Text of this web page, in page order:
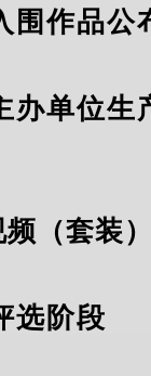
围作品公
办单位生
（套装
选阶段